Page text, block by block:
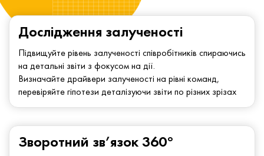
Дослідження залученості
Підвищуйте рівень залученості співробітників спираючись
на детальні звіти з фокусом на дії.
Визначайте драйвери залученості на рівні команд,
перевіряйте гіпотези деталізуючи звіти по різних зрізах
Зворотний зв’язок 360°